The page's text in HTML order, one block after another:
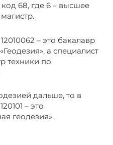
код 68, где 6 – высшее
– это бакалавр
а специалист
техники по
дальше, то в
– это
геодезия».